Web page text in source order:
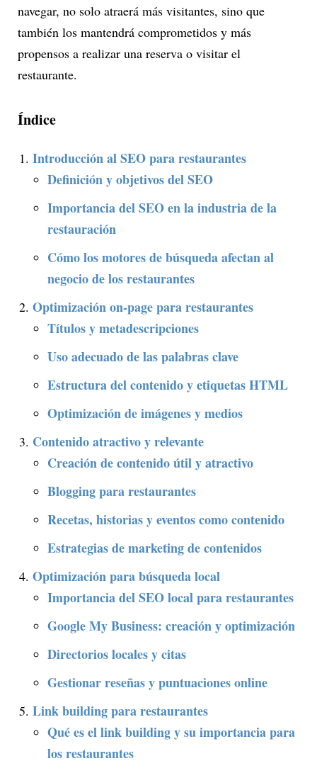
navegar, no solo atraerá más visitantes, sino que
también los mantendrá comprometidos y más
propensos a realizar una reserva o visitar el
restaurante.
Índice
Introducción al SEO para restaurantes
Definición y objetivos del SEO
Importancia del SEO en la industria de la
restauración
Cómo los motores de búsqueda afectan al
negocio de los restaurantes
Optimización on-page para restaurantes
Títulos y metadescripciones
Uso adecuado de las palabras clave
Estructura del contenido y etiquetas HTML
Optimización de imágenes y medios
Contenido atractivo y relevante
Creación de contenido útil y atractivo
Blogging para restaurantes
Recetas, historias y eventos como contenido
Estrategias de marketing de contenidos
Optimización para búsqueda local
Importancia del SEO local para restaurantes
Google My Business: creación y optimización
Directorios locales y citas
Gestionar reseñas y puntuaciones online
Link building para restaurantes
Qué es el link building y su importancia para
los restaurantes